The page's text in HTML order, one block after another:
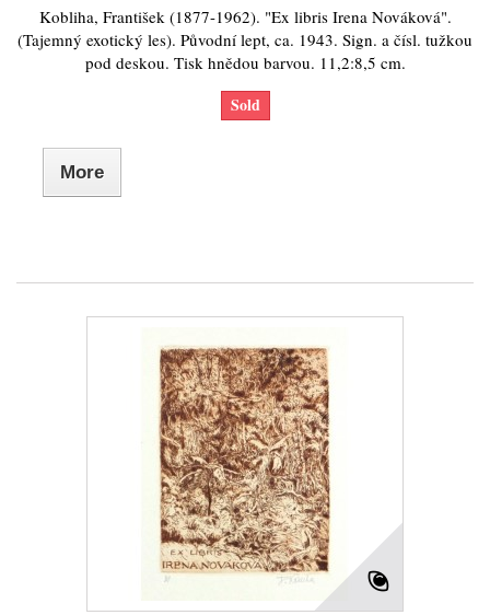
Kobliha, František (1877-1962). "Ex libris Irena Nováková".
(Tajemný exotický les). Původní lept, ca. 1943. Sign. a čísl. tužkou
pod deskou. Tisk hnědou barvou. 11,2:8,5 cm.
Sold
More